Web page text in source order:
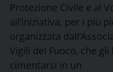
Protezione Civile e al
all’iniziativa, per i più
organizzata
Vigili del Fuoco, che
cimentarsi in un